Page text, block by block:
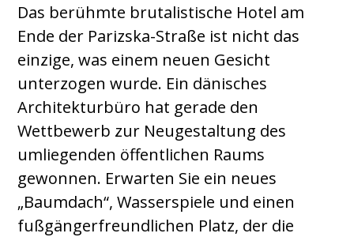
Das berühmte brutalistische Hotel am
Ende der Parizska-Straße ist nicht das
einzige, was einem neuen Gesicht
unterzogen wurde. Ein dänisches
Architekturbüro hat gerade den
Wettbewerb zur Neugestaltung des
umliegenden öffentlichen Raums
gewonnen. Erwarten Sie ein neues
„Baumdach“, Wasserspiele und einen
fußgängerfreundlichen Platz, der die